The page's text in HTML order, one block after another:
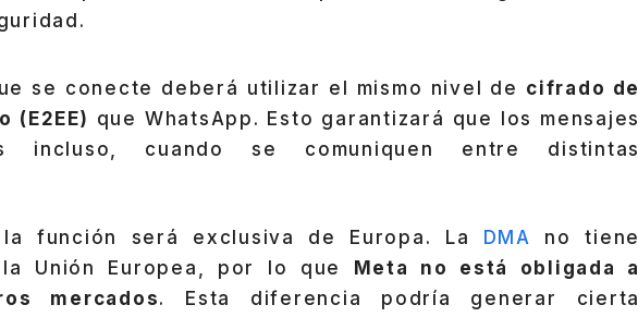
se conecte deberá utilizar el mismo nivel de cifrado de
(E2EE) que WhatsApp. Esto garantizará que los mensajes
incluso, cuando se comuniquen entre distintas
función será exclusiva de Europa. La DMA no tiene
Unión Europea, por lo que
Meta no está obligada a
mercados. Esta diferencia podría generar cierta